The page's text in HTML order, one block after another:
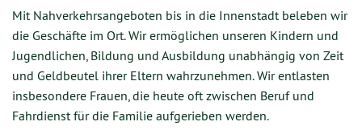
Mit Nahverkehrsangeboten bis in die Innenstadt beleben wir
die Geschäfte im Ort. Wir ermöglichen unseren Kindern und
Jugendlichen, Bildung und Ausbildung unabhängig von Zeit
und Geldbeutel ihrer Eltern wahrzunehmen. Wir entlasten
insbesondere Frauen, die heute oft zwischen Beruf und
Fahrdienst für die Familie aufgerieben werden.